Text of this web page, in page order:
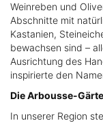
Weinreben und
Abschnitte mit
Kastanien,
bewachsen sind –
Ausrichtung des
inspirierte den
Die Arbousse-
In unserer Region